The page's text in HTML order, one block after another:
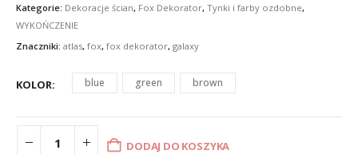
Kategorie: Dekoracje ścian, Fox Dekorator, Tynki i farby ozdobne,
WYKOŃCZENIE
Znaczniki: atlas, fox, fox dekorator, galaxy
KOLOR blue green brown
DODAJ DO KOSZYKA